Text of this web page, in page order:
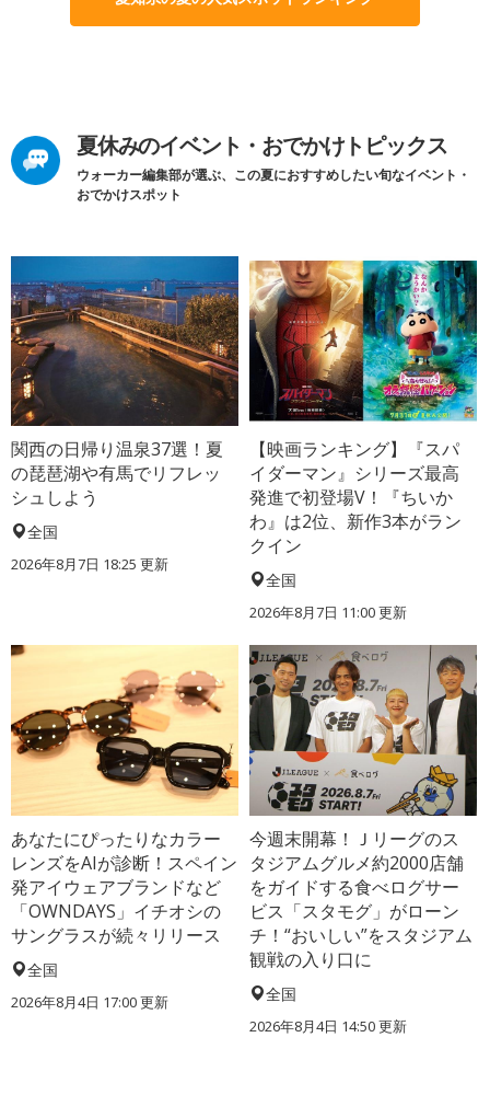
夏休みのイベント・おでかけトピックス
ウォーカー編集部が選ぶ、この夏におすすめしたい旬なイベント・
おでかけスポット
関西の日帰り温泉37選！夏
の琵琶湖や有馬でリフレッ
シュしよう
全国
2026年8月7日 18:25 更新
【映画ランキング】『スパ
イダーマン』シリーズ最高
発進で初登場V！『ちいか
わ』は2位、新作3本がラン
クイン
全国
2026年8月7日 11:00更新
あなたにぴったりなカラー
レンズをAIが診断！スペイン
発アイウェアブランドなど
「OWNDAYS」イチオシの
サングラスが続々リリース
全国
2026年8月4日 17:00更新
今週末開幕！Ｊリーグのス
タジアムグルメ約2000店舗
をガイドする食べログサー
ビス「スタモグ」がローン
チ！“おいしい”をスタジアム
観戦の入り口に
全国
2026年8月4日 14:50更新